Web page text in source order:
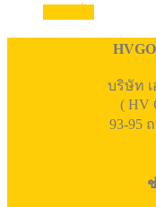
บริษัท
( HV
93-95